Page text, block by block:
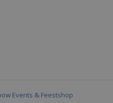
Events & Feestshop